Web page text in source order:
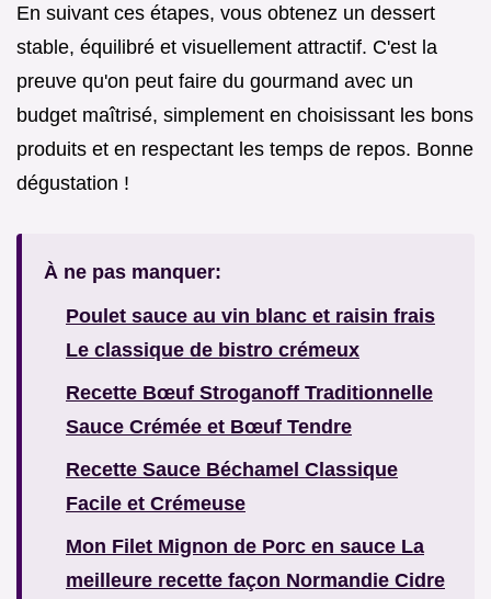
En suivant ces étapes, vous obtenez un dessert
stable, équilibré et visuellement attractif. C'est la
preuve qu'on peut faire du gourmand avec un
budget maîtrisé, simplement en choisissant les bons
produits et en respectant les temps de repos. Bonne
dégustation !
À ne pas manquer:
Poulet sauce au vin blanc et raisin frais
Le classique de bistro crémeux
Recette Bœuf Stroganoff Traditionnelle
Sauce Crémée et Bœuf Tendre
Recette Sauce Béchamel Classique
Facile et Crémeuse
Mon Filet Mignon de Porc en sauce La
meilleure recette façon Normandie Cidre